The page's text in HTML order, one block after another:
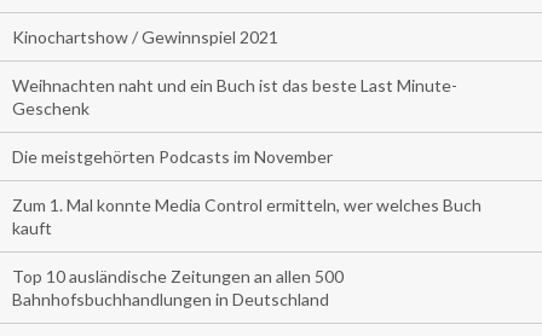
Kinochartshow / Gewinnspiel 2021
Weihnachten naht und ein Buch ist das beste Last Minute-
Geschenk
Die meistgehörten Podcasts im November
Zum 1. Mal konnte Media Control ermitteln, wer welches Buch
kauft
Top 10 ausländische Zeitungen an allen 500
Bahnhofsbuchhandlungen in Deutschland